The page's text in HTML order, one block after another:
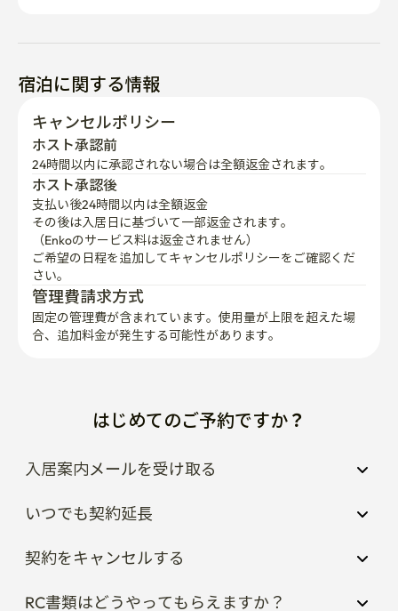
宿泊に関する情報
キャンセルポリシー
ホスト承認前
24時間以内に承認されない場合は全額返金されます。
ホスト承認後
支払い後24時間以内は全額返金
その後は入居日に基づいて一部返金されます。
（Enkoのサービス料は返金されません）
ご希望の日程を追加してキャンセルポリシーをご確認くだ
さい。
管理費請求方式
固定の管理費が含まれています。使用量が上限を超えた場
合、追加料金が発生する可能性があります。
はじめてのご予約ですか？
入居案内メールを受け取る
いつでも契約延長
契約をキャンセルする
RC書類はどうやってもらえますか？